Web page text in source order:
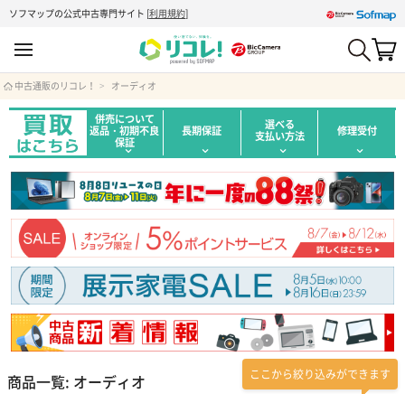
ソフマップの公式中古専門サイト [利用規約]
中古通販のリコレ！ オーディオ
併売について
返品・初期不良
保証
長期保証 選べる
支払い方法 修理受付
商品一覧: オーディオ ここから絞り込みができます